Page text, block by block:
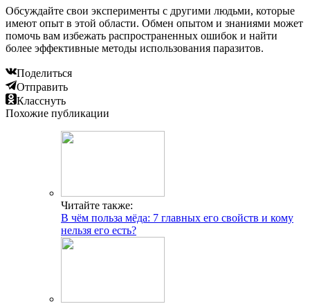
Обсуждайте свои эксперименты с другими людьми, которые
имеют опыт в этой области. Обмен опытом и знаниями может
помочь вам избежать распространенных ошибок и найти
более эффективные методы использования паразитов.
Поделиться
Отправить
Класснуть
Похожие публикации
Читайте также:
В чём польза мёда: 7 главных его свойств и кому
нельзя его есть?